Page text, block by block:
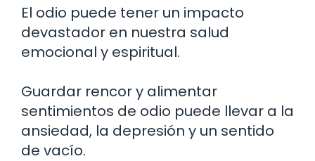
El odio puede tener un impacto
devastador en nuestra salud
emocional y espiritual.
Guardar rencor y alimentar
sentimientos de odio puede llevar a la
ansiedad, la depresión y un sentido
de vacío.